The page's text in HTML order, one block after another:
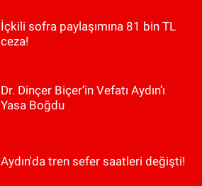
İçkili sofra paylaşımına 81 bin TL
ceza!
Dr. Dinçer Biçer’in Vefatı Aydın’ı
Yasa Boğdu
Aydın'da tren sefer saatleri değişti!